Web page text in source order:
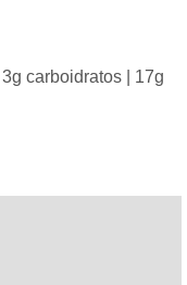
carboidratos | 17g